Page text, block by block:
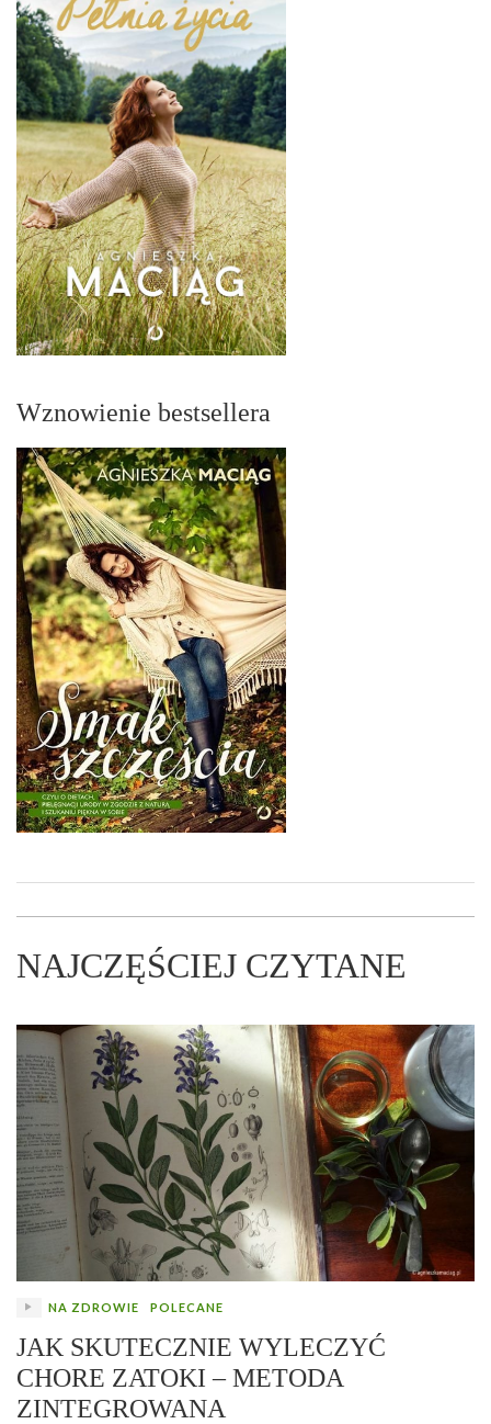
Wznowienie bestsellera
NAJCZĘŚCIEJ CZYTANE
NA ZDROWIE POLECANE
JAK SKUTECZNIE WYLECZYĆ
CHORE ZATOKI – METODA
ZINTEGROWANA